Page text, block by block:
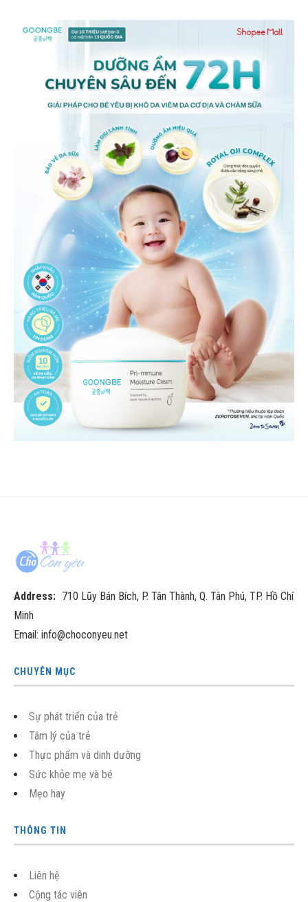
Address: 710 Lũy Bán Bích, P. Tân Thành, Q. Tân Phú, TP. Hồ Chí
Minh
Email: info@choconyeu.net
CHUYÊN MỤC
Sự phát triển của trẻ
Tâm lý của trẻ
Thực phẩm và dinh dưỡng
Sức khỏe mẹ và bé
Mẹo hay
THÔNG TIN
Liên hệ
Cộng tác viên